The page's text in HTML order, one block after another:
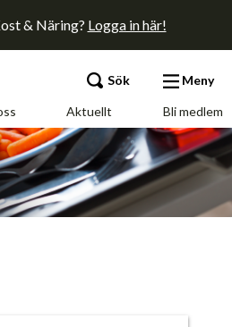
& Näring? Logga in här!
Aktuellt Bli medlem
Sök Meny